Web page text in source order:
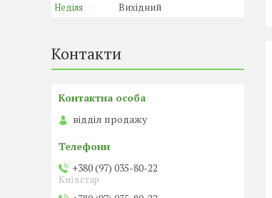
Неділя
Вихідний
Контакти
відділ продажу
+380 (97) 035-80-22
Київстар